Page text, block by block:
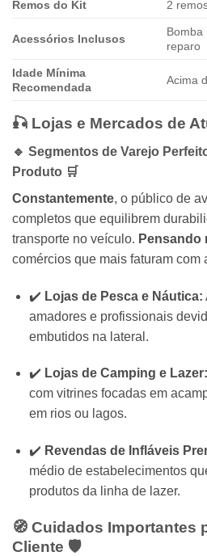
Remos do Kit 2
Acessórios Inclusos
Bomba
reparo
Idade Mínima
Recomendada
Acima
🎣 Lojas e Mercados de
🔹 Segmentos de Varejo
Produto 🛒
Constantemente, o público de
completos que equilibrem
transporte no veículo. Pensando
comércios que mais faturam com
✔️ Lojas de Pesca e Náutica:
amadores e profissionais
embutidos na lateral.
✔️ Lojas de Camping e Lazer:
com vitrines focadas em
em rios ou lagos.
✔️ Revendas de Infláveis
médio de estabelecimentos
produtos da linha de lazer.
🧭 Cuidados Importantes
Cliente 🛡️